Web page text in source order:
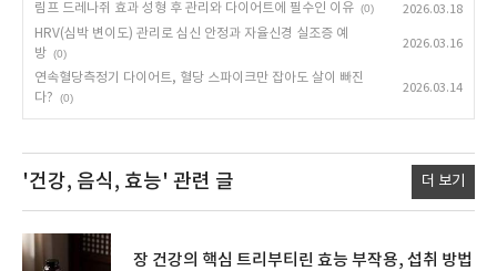
림프 드레나쥐 효과 성형 후 관리와 다이어트에 필수인 이유 (0)
2026.03.18
HRV(심박 변이도) 관리로 심신 안정과 자율신경 실조증 예
방 (0)
2026.03.16
연속혈당측정기 다이어트, 혈당 스파이크만 잡아도 살이 빠진
다?
(0)
2026.03.14
'건강, 음식, 효능' 관련 글 더 보기
장 건강의 핵심 트리부티린 효능 부작용, 섭취 방법